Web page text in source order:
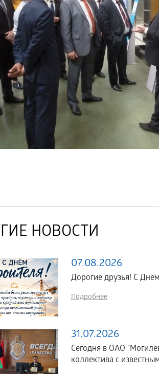
НОВОСТИ
07.08.2026
Дорогие друзья! С
Подробнее
31.07.2026
Сегодня в ОАО
коллектива с